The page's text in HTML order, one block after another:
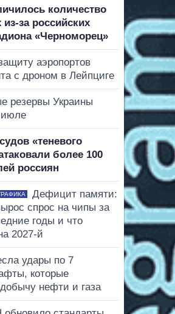
количество
за российских
«Черноморец»
аэропортов
с дроном в Лейпциге
резервы Украины
июле
«теневого
более 100
россиян
Дефицит памяти:
спрос на чипы за
годы и что
2027-й
удары по 7
которые
нефти и газа